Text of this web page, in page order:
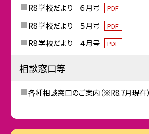
R8 学校だより ６月号 PDF
R8 学校だより ５月号 PDF
R8 学校だより ４月号 PDF
相談窓口等
各種相談窓口のご案内（※R8.7月現在）